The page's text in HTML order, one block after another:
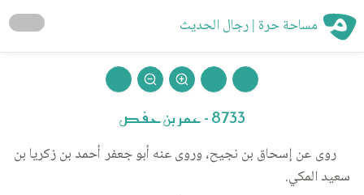
مساحة حرة | رجال الحديث
8733 - عمر بن حفص
روى عن إسحاق بن نجيح، وروى عنه أبو جعفر أحمد بن زكريا بن
سعيد المكي.